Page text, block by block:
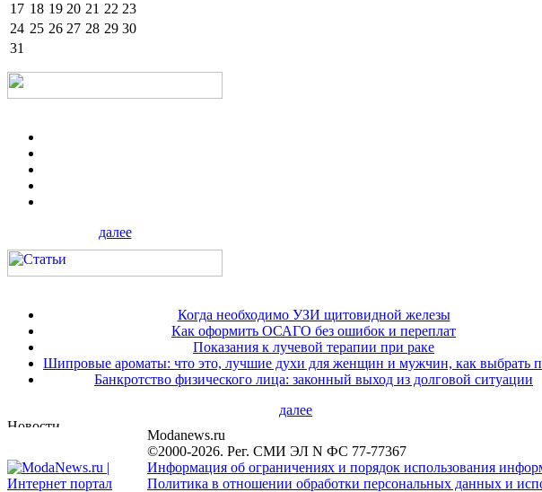
17 18 19 20 21 22 23
24 25 26 27 28 29 30
31
далее
Когда необходимо УЗИ щитовидной железы
Как оформить ОСАГО без ошибок и переплат
Показания к лучевой терапии при раке
Шипровые ароматы: что это, лучшие духи для женщин и мужчин, как выбрать
Банкротство физического лица: законный выход из долговой ситуации
далее
Modanews.ru
©2000-2026. Рег. СМИ ЭЛ N ФС 77-77367
Информация об ограничениях и порядок использования
Политика в отношении обработки персональных данных и